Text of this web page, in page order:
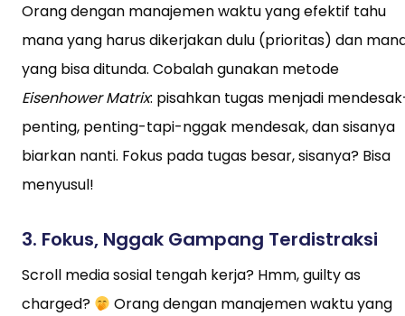
Orang dengan manajemen waktu yang efektif tahu
mana yang harus dikerjakan dulu (prioritas) dan
yang bisa ditunda. Cobalah gunakan metode
Eisenhower Matrix: pisahkan tugas menjadi
penting, penting-tapi-nggak mendesak, dan sisanya
biarkan nanti. Fokus pada tugas besar, sisanya? Bisa
menyusul!
3. Fokus, Nggak Gampang Terdistraksi
Scroll media sosial tengah kerja? Hmm, guilty as
charged?
Orang dengan manajemen waktu yang